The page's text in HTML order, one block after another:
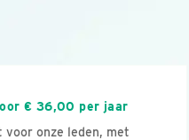
€ 36,00 per jaar
onze leden, met